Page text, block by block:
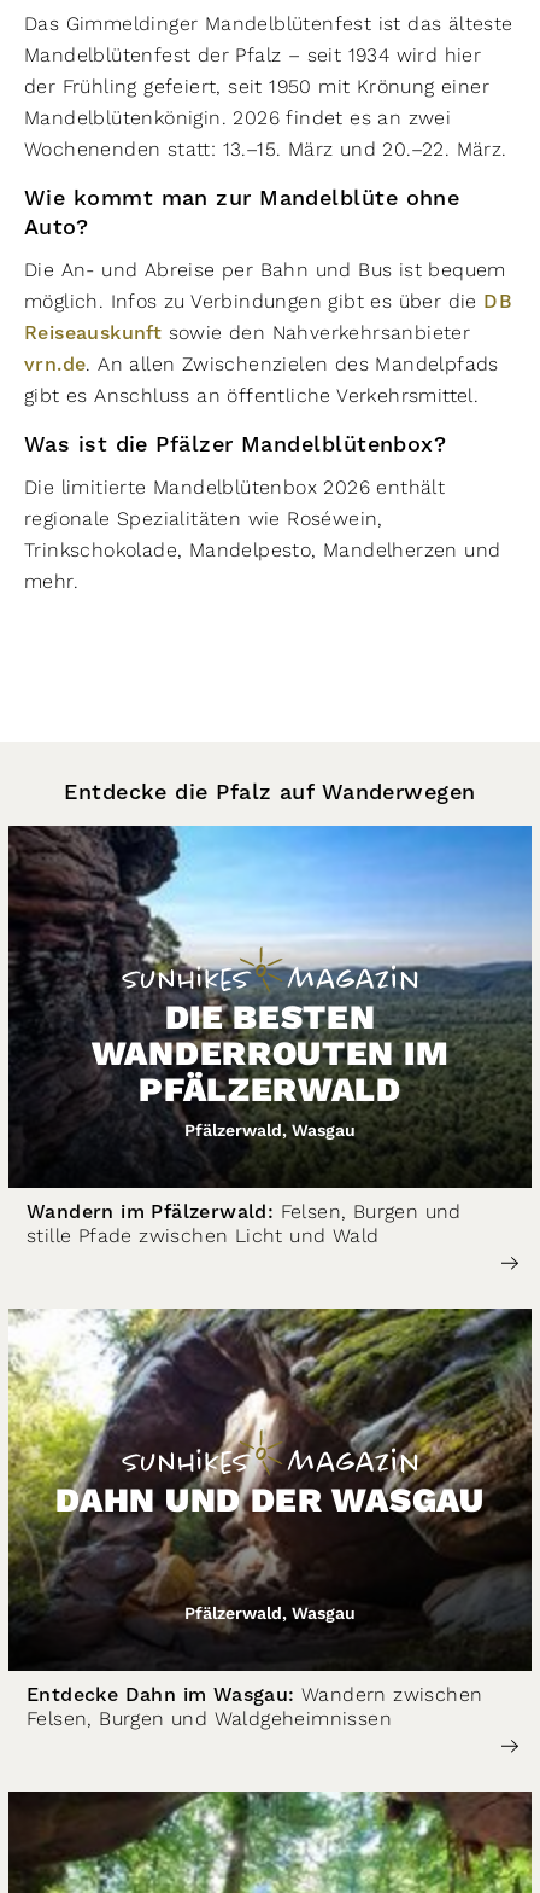
Das Gimmeldinger Mandelblütenfest ist das älteste
Mandelblütenfest der Pfalz – seit 1934 wird hier
der Frühling gefeiert, seit 1950 mit Krönung einer
Mandelblütenkönigin. 2026 findet es an zwei
Wochenenden statt: 13.–15. März und 20.–22. März.
Wie kommt man zur Mandelblüte ohne
Auto?
Die An- und Abreise per Bahn und Bus ist bequem
möglich. Infos zu Verbindungen gibt es über die DB
Reiseauskunft sowie den Nahverkehrsanbieter
vrn.de. An allen Zwischenzielen des Mandelpfads
gibt es Anschluss an öffentliche Verkehrsmittel.
Was ist die Pfälzer Mandelblütenbox?
Die limitierte Mandelblütenbox 2026 enthält
regionale Spezialitäten wie Roséwein,
Trinkschokolade, Mandelpesto, Mandelherzen und
mehr.
Entdecke die Pfalz auf Wanderwegen
DIE BESTEN
WANDERROUTEN IM
PFÄLZERWALD
Pfälzerwald, Wasgau
Wandern im Pfälzerwald: Felsen, Burgen und
stille Pfade zwischen Licht und Wald
DAHN UND DER WASGAU
Pfälzerwald, Wasgau
Entdecke Dahn im Wasgau: Wandern zwischen
Felsen, Burgen und Waldgeheimnissen